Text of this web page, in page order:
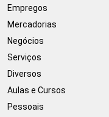
Empregos
Mercadorias
Negócios
Serviços
Diversos
Aulas e Cursos
Pessoais